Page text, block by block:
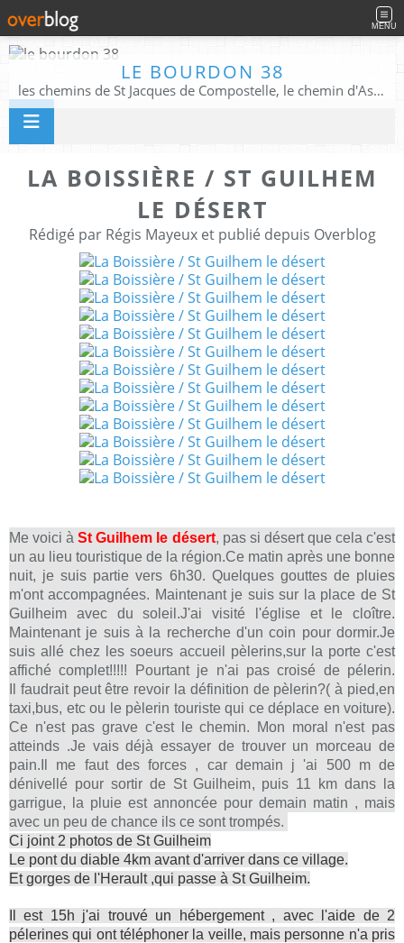
MENU
LE BOURDON 38
les chemins de St Jacques de Compostelle, le chemin d'Assise, La Voie Francigena, et autres chemins ........
LA BOISSIÈRE / ST GUILHEM
LE DÉSERT
Rédigé par Régis Mayeux et publié depuis Overblog
Me voici àSt Guilhem le désert, pas si désert que cela c'est
un au lieu touristique de la région.Ce matin après une bonne
nuit, je suis partie vers 6h30. Quelques gouttes de pluies
m'ont accompagnées. Maintenant je suis sur la place de St
Guilheim avec du soleil.J'ai visité l'église et le cloître.
Maintenant je suis à la recherche d'un coin pour dormir.Je
suis allé chez les soeurs accueil pèlerins,sur la porte c'est
affiché complet!!!!! Pourtant je n'ai pas croisé de pélerin.
Il faudrait peut être revoir la définition de pèlerin?( à pied,en
taxi,bus, etc ou le pèlerin touriste qui ce déplace en voiture).
Ce n'est pas grave c'est le chemin. Mon moral n'est pas
atteinds .Je vais déjà essayer de trouver un morceau de
pain.Il me faut des forces , car demain j 'ai 500 m de
dénivellé pour sortir de St Guilheim, puis 11 km dans la
garrigue, la pluie est annoncée pour demain matin , mais
avec un peu de chance ils ce sont trompés.
Ci joint 2 photos de St Guilheim
Le pont du diable 4km avant d'arriver dans ce village.
Et gorges de l'Herault ,qui passe à St Guilheim.
Il est 15h j'ai trouvé un hébergement , avec l'aide de 2
pélerines qui ont téléphoner la veille, mais personne n'a pris